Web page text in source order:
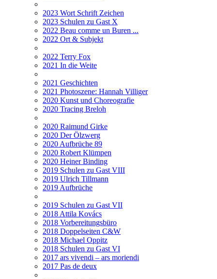
2023 Wort Schrift Zeichen
2023 Schulen zu Gast X
2022 Beau comme un Buren ...
2022 Ort & Subjekt
2022 Terry Fox
2021 In die Weite
2021 Geschichten
2021 Photoszene: Hannah Villiger
2020 Kunst und Choreografie
2020 Tracing Breloh
2020 Raimund Girke
2020 Der Ölzwerg
2020 Aufbrüche 89
2020 Robert Klümpen
2020 Heiner Binding
2019 Schulen zu Gast VIII
2019 Ulrich Tillmann
2019 Aufbrüche
2019 Schulen zu Gast VII
2018 Attila Kovács
2018 Vorbereitungsbüro
2018 Doppelseiten C&W
2018 Michael Oppitz
2018 Schulen zu Gast VI
2017 ars vivendi – ars moriendi
2017 Pas de deux